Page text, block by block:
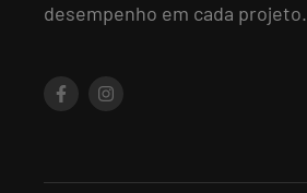
desempenho em cada projeto.